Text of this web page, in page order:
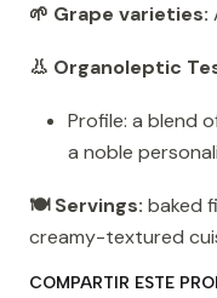
🌱 Grape varieties:
👃 Organoleptic
Profile: a blend
a noble
🍽️ Servings: baked
creamy-textured
COMPARTIR ESTE